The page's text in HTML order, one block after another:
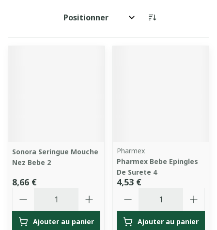
Trier par:
Sonora Seringue Mouche
Nez Bebe 2
8,66 €
Ajouter au panier
Pharmex
Pharmex Bebe Epingles
De Surete 4
4,53 €
Ajouter au panier